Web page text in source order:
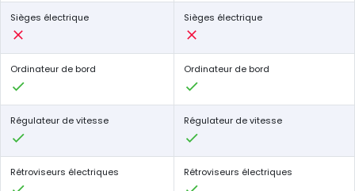
Sièges électrique Sièges électrique
Ordinateur de bord Ordinateur de bord
Régulateur de vitesse Régulateur de vitesse
Rétroviseurs électriques Rétroviseurs électriques